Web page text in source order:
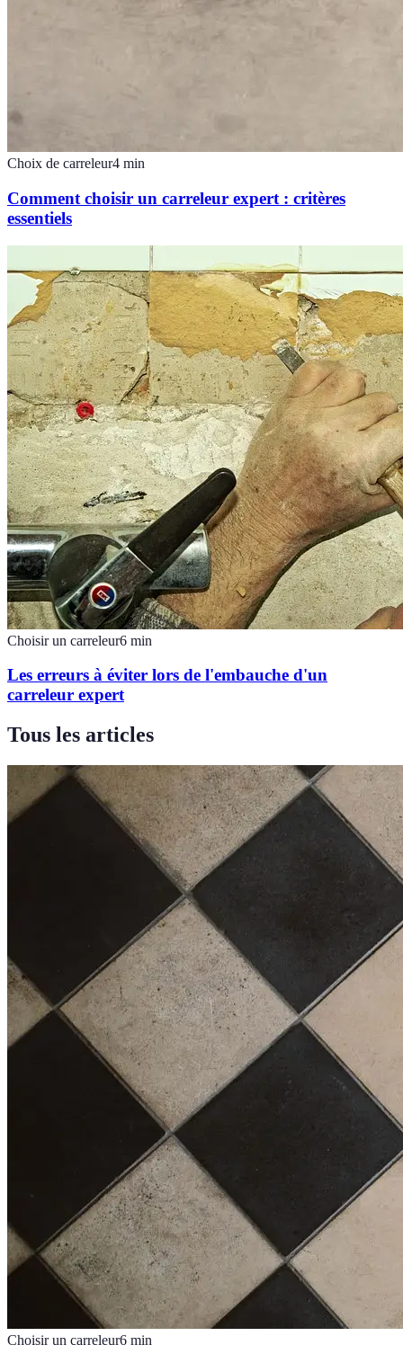
Choix de carreleur4 min
Comment choisir un carreleur expert : critères
essentiels
Choisir un carreleur6 min
Les erreurs à éviter lors de l'embauche d'un
carreleur expert
Tous les articles
Choisir un carreleur6 min